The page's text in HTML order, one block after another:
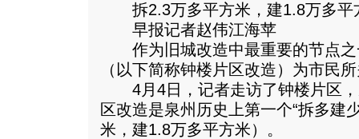
拆2.3万多平方米，建1.8万多平
早报记者赵伟江海苹
作为旧城改造中最重要的节点之
（以下简称钟楼片区改造）为市民
4月4日，记者走访了钟楼片区，
区改造是泉州历史上第一个“拆多建
米，建1.8万多平方米）。